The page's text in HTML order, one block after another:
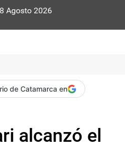
Agosto 2026
de Catamarca en
alcanzó el